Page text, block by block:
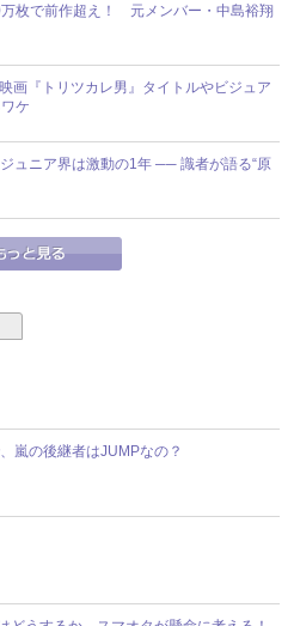
枚で前作超え！ 元メンバー・中島裕翔
画『トリツカレ男』タイトルやビジュア
ケ
ュニア界は激動の1年 ── 識者が語る“原
嵐の後継者はJUMPなの？